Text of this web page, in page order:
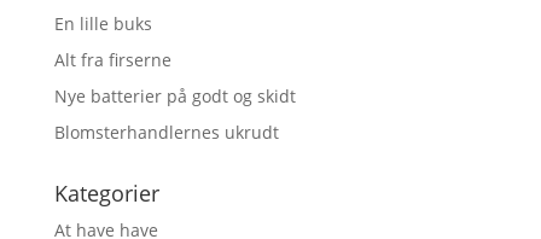
En lille buks
Alt fra firserne
Nye batterier på godt og skidt
Blomsterhandlernes ukrudt
Kategorier
At have have